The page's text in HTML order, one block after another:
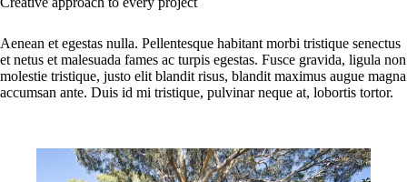
Aenean et egestas nulla. Pellentesque habitant morbi tristique senectus
et netus et malesuada fames ac turpis egestas. Fusce gravida, ligula non
molestie tristique, justo elit blandit risus, blandit maximus augue magna
accumsan ante. Duis id mi tristique, pulvinar neque at, lobortis tortor.